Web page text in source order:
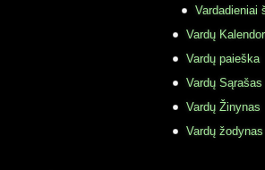
Vardadieniai
Vardų
Vardų paieška
Vardų Sąrašas
Vardų Žinynas
Vardų